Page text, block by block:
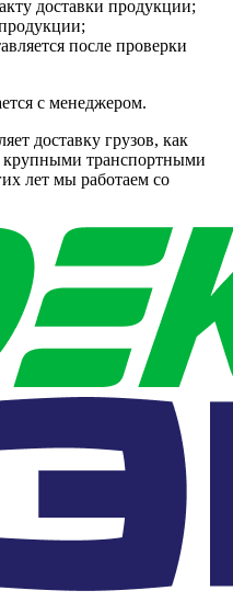
доставки продукции;
после проверки
с менеджером.
доставку грузов, как
крупными транспортными
лет мы работаем со